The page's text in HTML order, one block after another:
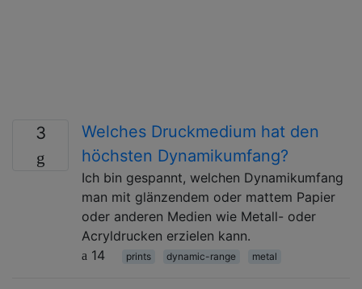
3
Welches Druckmedium hat den
höchsten Dynamikumfang?
Ich bin gespannt, welchen Dynamikumfang
man mit glänzendem oder mattem Papier
oder anderen Medien wie Metall- oder
Acryldrucken erzielen kann.
14
prints dynamic-range metal